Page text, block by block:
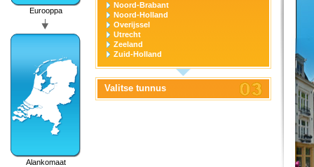
Eurooppa
Alankomaat
Noord-Brabant
Noord-Holland
Overijssel
Utrecht
Zeeland
Zuid-Holland
Valitse tunnus